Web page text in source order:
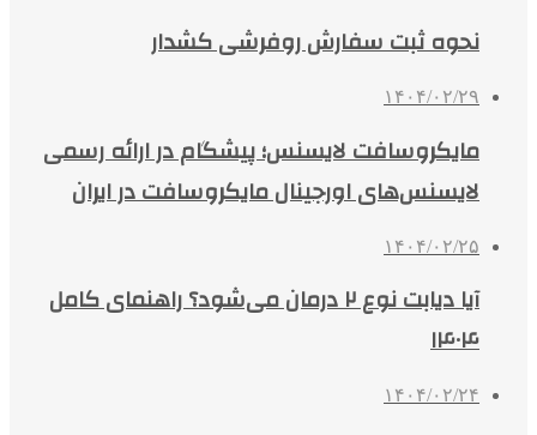
نحوه ثبت سفارش روفرشی کشدار
۱۴۰۴/۰۲/۲۹
مایکروسافت لایسنس؛ پیشگام در ارائه رسمی
لایسنس‌های اورجینال مایکروسافت در ایران
۱۴۰۴/۰۲/۲۵
آیا دیابت نوع ۲ درمان می‌شود؟ راهنمای کامل
۱۴۰۴
۱۴۰۴/۰۲/۲۴